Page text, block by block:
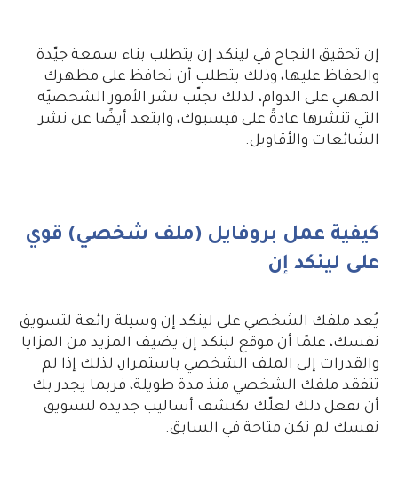
إن تحقيق النجاح في لينكد إن يتطلب بناء سمعة جيّدة
والحفاظ عليها، وذلك يتطلب أن تحافظ على مظهرك
المهني على الدوام، لذلك تجنّب نشر الأمور الشخصيّة
التي تنشرها عادةً على فيسبوك، وابتعد أيضًا عن نشر
الشائعات والأقاويل.
كيفية عمل بروفايل (ملف شخصي) قوي
على لينكد إن
يُعد ملفك الشخصي على لينكد إن وسيلة رائعة لتسويق
نفسك، علمًا أن موقع لينكد إن يضيف المزيد من المزايا
والقدرات إلى الملف الشخصي باستمرار، لذلك إذا لم
تتفقد ملفك الشخصي منذ مدة طويلة، فربما يجدر بك
أن تفعل ذلك لعلّك تكتشف أساليب جديدة لتسويق
نفسك لم تكن متاحة في السابق.